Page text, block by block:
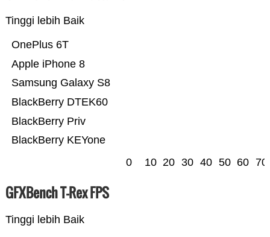
Tinggi lebih Baik
BlackBerry KEYone
BlackBerry Priv
BlackBerry DTEK60
Samsung Galaxy S8
Apple iPhone 8
OnePlus 6T
0 10 20 30 40 50 60 70
GFXBench T-Rex FPS
Tinggi lebih Baik